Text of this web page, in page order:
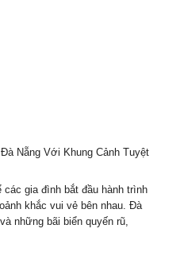
Nẵng Với Khung Cảnh Tuyệt
gia đình bắt đầu hành trình
khắc vui vẻ bên nhau. Đà
những bãi biển quyến rũ,